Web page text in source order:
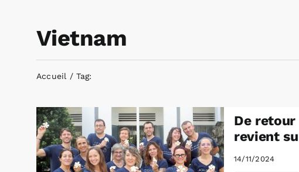
Vietnam
Accueil Tag:
De
revient
14/11/2024